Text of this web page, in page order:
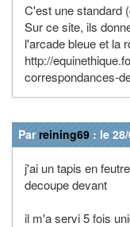
C'est une standard
Sur ce site, ils
l'arcade bleue et la
http://
correspondances-
Parreining69 : le
j'ai un tapis en
decoupe devant
il m'a servi 5 fois